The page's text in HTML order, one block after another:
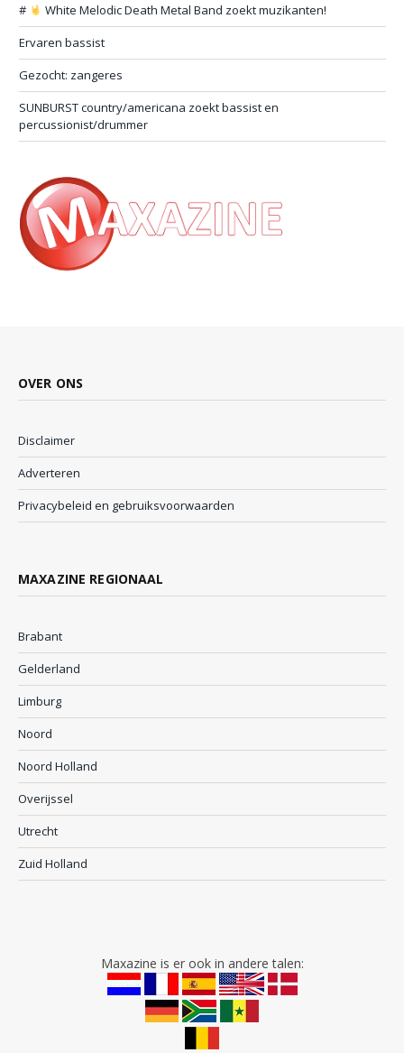
#
White Melodic Death Metal Band zoekt muzikanten!
Ervaren bassist
Gezocht: zangeres
SUNBURST country/americana zoekt bassist en
percussionist/drummer
OVER ONS
Disclaimer
Adverteren
Privacybeleid en gebruiksvoorwaarden
MAXAZINE REGIONAAL
Brabant
Gelderland
Limburg
Noord
Noord Holland
Overijssel
Utrecht
Zuid Holland
Maxazine is er ook in andere talen: